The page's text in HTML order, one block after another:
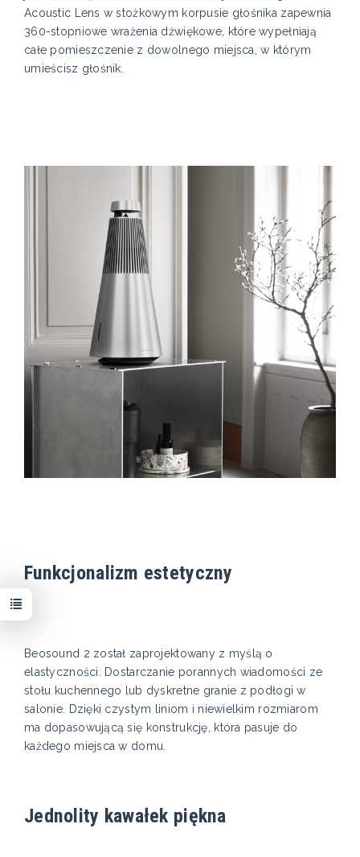
Acoustic Lens w stożkowym korpusie głośnika zapewnia
360-stopniowe wrażenia dźwiękowe, które wypełniają
całe pomieszczenie z dowolnego miejsca, w którym
umieścisz głośnik.
Funkcjonalizm estetyczny
Beosound 2 został zaprojektowany z myślą o
elastyczności. Dostarczanie porannych wiadomości ze
stołu kuchennego lub dyskretne granie z podłogi w
salonie. Dzięki czystym liniom i niewielkim rozmiarom
ma dopasowującą się konstrukcję, która pasuje do
każdego miejsca w domu.
Jednolity kawałek piękna